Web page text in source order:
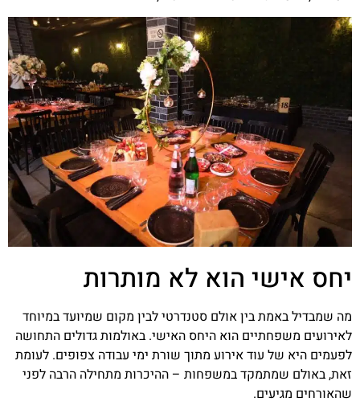
יחס אישי הוא לא מותרות
מה שמבדיל באמת בין אולם סטנדרטי לבין מקום שמיועד במיוחד
לאירועים משפחתיים הוא היחס האישי. באולמות גדולים התחושה
לפעמים היא של עוד אירוע מתוך שורת ימי עבודה צפופים. לעומת
זאת, באולם שמתמקד במשפחות – ההיכרות מתחילה הרבה לפני
שהאורחים מגיעים.